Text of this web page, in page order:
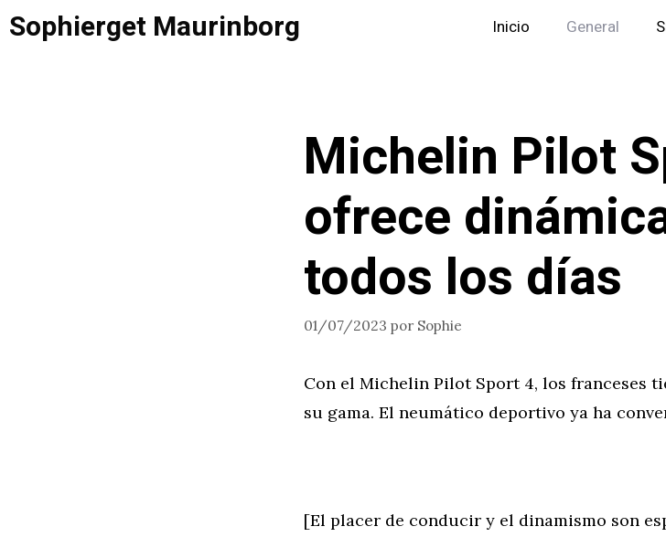
Saltar
Sophierget Maurinborg Inicio General
Michelin Pilot
ofrece
todos los días
01/07/2023 por Sophie
Con el Michelin Pilot Sport 4, los franceses
su gama. El neumático deportivo ya ha
[El placer de conducir y el dinamismo son